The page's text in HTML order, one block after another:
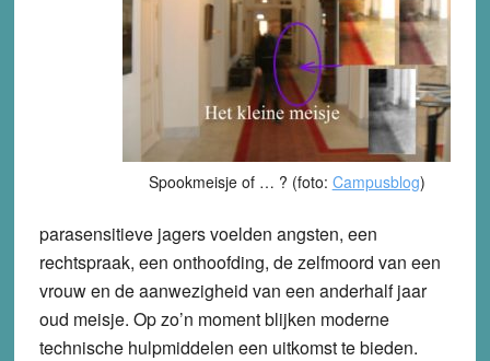
Spookmeisje of … ? (foto: Campusblog)
parasensitieve jagers voelden angsten, een
rechtspraak, een onthoofding, de zelfmoord van een
vrouw en de aanwezigheid van een anderhalf jaar
oud meisje. Op zo’n moment blijken moderne
technische hulpmiddelen een uitkomst te bieden.